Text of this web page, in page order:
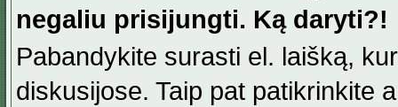
negaliu prisijungti. Ką daryti?!
Pabandykite surasti el. laišką,
diskusijose. Taip pat patikrinkite